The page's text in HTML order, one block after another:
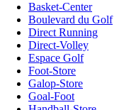
Basket-Center
Boulevard du Golf
Direct Running
Direct-Volley
Espace Golf
Foot-Store
Galop-Store
Goal-Foot